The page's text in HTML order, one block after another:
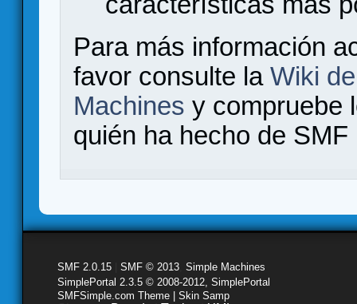
Para más información
favor consulte la Wiki
Machines y compruebe
quién ha hecho de
SMF 2.0.15 SMF © 2013 Simple Machines
SimplePortal 2.3.5 © 2008-2012, SimplePortal
SMFSimple.com Theme | Skin Samp